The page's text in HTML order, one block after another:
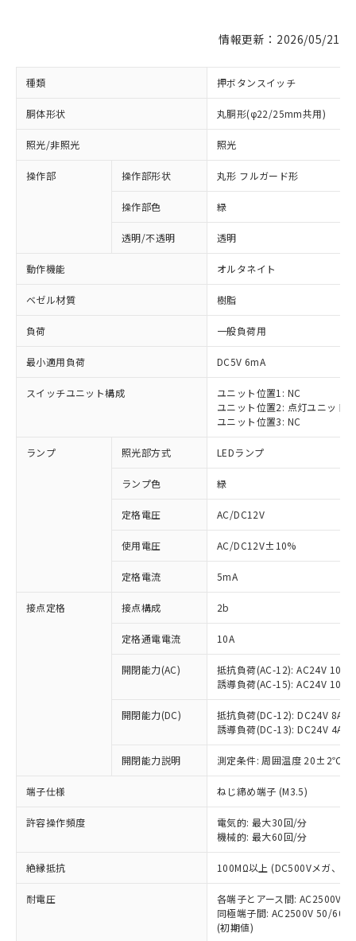
情報更新：2026/05/21
種類 押ボタンスイッチ
胴体形状 丸胴形(φ22/25mm共用)
照光/非照光 照光
操作部 操作部形状 丸形 フルガード形
操作部色 緑
透明/不透明 透明
動作機能 オルタネイト
ベゼル材質 樹脂
負荷 一般負荷用
最小適用負荷 DC5V 6mA
スイッチユニット構成
ユニット位置1: NC
ユニット位置2: 点灯ユニット
ユニット位置3: NC
ランプ 照光部方式 LEDランプ
ランプ色 緑
定格電圧 AC/DC12V
使用電圧 AC/DC12V±10%
定格電流 5mA
接点定格 接点構成 2b
定格通電電流 10A
開閉能力(AC)
抵抗負荷(AC-12): AC24V 10A/
誘導負荷(AC-15): AC24V
開閉能力(DC)
抵抗負荷(DC-12): DC24V 8A/
誘導負荷(DC-13): DC24V 4A/
開閉能力説明 測定条件: 周囲温度 20±2℃、
端子仕様 ねじ締め端子 (M3.5)
許容操作頻度
電気的: 最大30回/分
機械的: 最大60回/分
絶縁抵抗 100MΩ以上 (DC500Vメガ、点
耐電圧
各端子とアース間: AC2500V
同極端子間: AC2500V 50/
(初期値)
ご利用条件
以下の条件をお読みいただき、同意のうえ
ご利用ください。
本サービスは、当社制御機器事業取扱
商品の当社在庫状況および標準価格
(税抜)を提供させていただくもので
当社制御機器事業取扱商品の中には、
本サービスの対象外となる商品もある
ことをご了承ください。
在庫状況および標準価格照会結果は、
記載している更新日時点での社内デー
タに基づき作成されるものであり、閲
覧された時点での実際の在庫および標
準価格とは異なる場合があることをご
※1 対応状況
対応済み：EU RoHS指令（10物質）の
非含有に対応した製品が提供可能な商品で
す。
対応予定：EU RoHS指令（10物質）の非含
有に対応した製品に切り替える予定のある
対応予定なし：EU RoHS指令（10物質）の
非含有に非対応の商品で、対応品を出す予
定はありません。
調査・確認中：EU RoHS指令（10物質）の
非含有の対応状況を調査中または確認中の
非該当品：ライセンス料など無形物で、有
害物質有無と関係のない商品です。
仕入先様の事情により、非含有部品として
いたものが、含有品と判明した場合などや
むを得ず変更することがあります。
六価クロム(Cr(Ⅵ)) 1000ppm以下、ポリ臭化ビフェニル
類(PBB) 1000ppm以下、ポリ臭化ジフェニルエーテル類
「○」：最大均質材料含有率が中国RoHSの
基準値以下であることを示します。
「×」：最大均質材料含有率が中国RoHSの
基準値を超えていることを示します。
「－」：未確認です。当社販売部門へお問
*中国RoHS10物質の基準値 (GB/T26572)：
Pb(鉛) :1000ppm、 Hg(水銀) : 1000ppm、 Cd(カドミウ
Cr(Ⅵ)(六価クロム) : 1000ppm、 PBBs(ポリ臭化ビフェ
当社は、これら貴社製品のうち、外国
為替および外国貿易法に定める商品
（以下｢規制貨物等」という）を輸出
または国外への提供する場合は、日本
国政府の輸出許可(または役務取引許
可)を取得するなどの必要な手続きを